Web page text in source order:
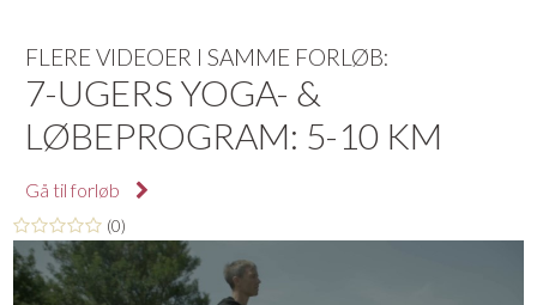
FLERE VIDEOER I SAMME FORLØB:
7-UGERS YOGA- &
LØBEPROGRAM: 5-10 KM
Gå til forløb
(0)